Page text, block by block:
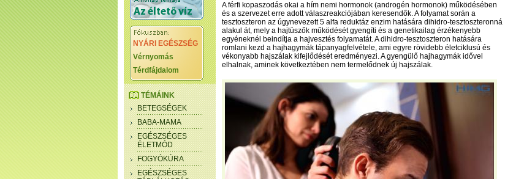
NYÁRI EGÉSZSÉG
Vérnyomás
Térdfájdalom
TÉMÁINK
BETEGSÉGEK
BABA-MAMA
EGÉSZSÉGES
ÉLETMÓD
FOGYÓKÚRA
EGÉSZSÉGES
A férfi kopaszodás okai a hím nemi hormonok (androgén hormonok) működésében
és a szervezet erre adott válaszreakciójában keresendők. A folyamat során a
tesztoszteron az úgynevezett 5 alfa reduktáz enzim hatására dihidro-tesztoszteronná
alakul át, mely a hajtüszők működését gyengíti és a genetikailag érzékenyebb
egyéneknél beindítja a hajvesztés folyamatát. A dihidro-tesztoszteron hatására
romlani kezd a hajhagymák tápanyagfelvétele, ami egyre rövidebb életciklusú és
vékonyabb hajszálak kifejlődését eredményezi. A gyengülő hajhagymák idővel
elhalnak, aminek következtében nem termelődnek új hajszálak.